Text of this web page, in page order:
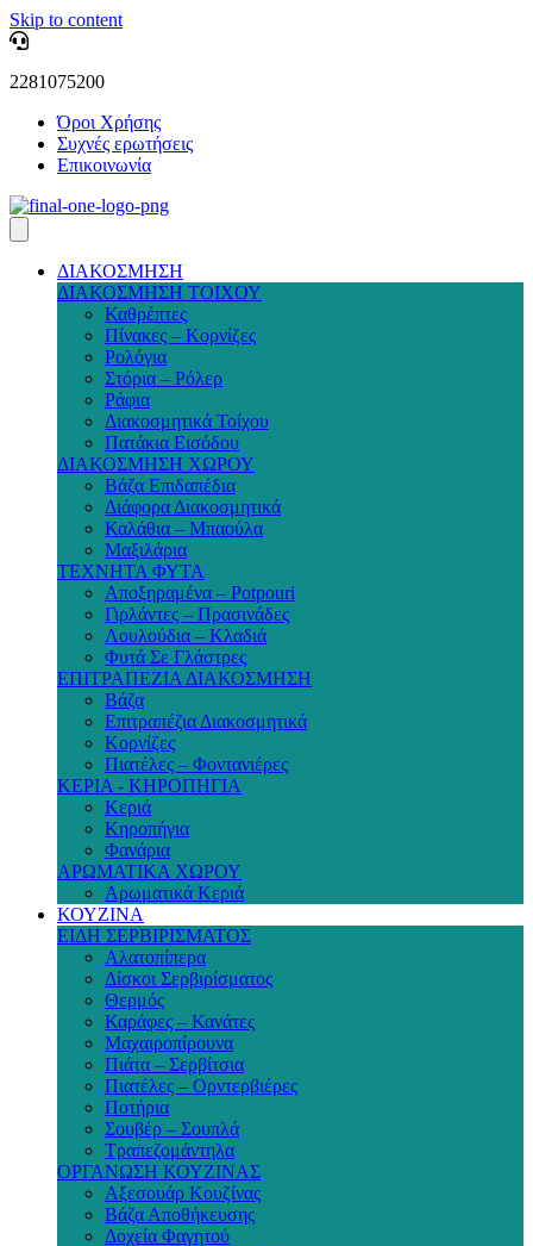
Skip to content
2281075200
Όροι Χρήσης
Συχνές ερωτήσεις
Επικοινωνία
ΔΙΑΚΟΣΜΗΣΗ
ΔΙΑΚΟΣΜΗΣΗ ΤΟΙΧΟΥ
Καθρέπτες
Πίνακες – Κορνίζες
Ρολόγια
Στόρια – Ρόλερ
Ράφια
Διακοσμητικά Τοίχου
Πατάκια Εισόδου
ΔΙΑΚΟΣΜΗΣΗ ΧΩΡΟΥ
Βάζα Επιδαπέδια
Διάφορα Διακοσμητικά
Καλάθια – Μπαούλα
Μαξιλάρια
ΤΕΧΝΗΤΑ ΦΥΤΑ
Αποξηραμένα – Potpouri
Γιρλάντες – Πρασινάδες
Λουλούδια – Κλαδιά
Φυτά Σε Γλάστρες
ΕΠΙΤΡΑΠΕΖΙΑ ΔΙΑΚΟΣΜΗΣΗ
Βάζα
Επιτραπέζια Διακοσμητικά
Κορνίζες
Πιατέλες – Φοντανιέρες
ΚΕΡΙΑ - ΚΗΡΟΠΗΓΙΑ
Κεριά
Κηροπήγια
Φανάρια
ΑΡΩΜΑΤΙΚΑ ΧΩΡΟΥ
Αρωματικά Κεριά
ΚΟΥΖΙΝΑ
ΕΙΔΗ ΣΕΡΒΙΡΙΣΜΑΤΟΣ
Αλατοπίπερα
Δίσκοι Σερβιρίσματος
Θερμός
Καράφες – Κανάτες
Μαχαιροπίρουνα
Πιάτα – Σερβίτσια
Πιατέλες – Ορντερβιέρες
Ποτήρια
Σουβέρ – Σουπλά
Τραπεζομάντηλα
ΟΡΓΑΝΩΣΗ ΚΟΥΖΙΝΑΣ
Αξεσουάρ Κουζίνας
Βάζα Αποθήκευσης
Δοχεία Φαγητού